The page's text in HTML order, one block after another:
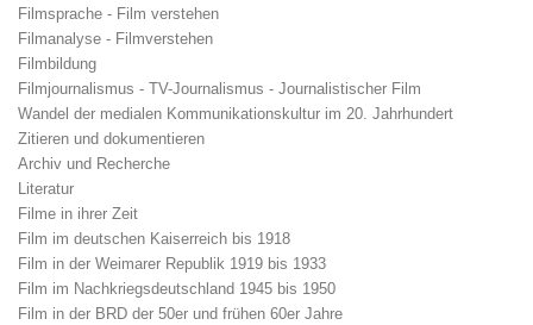
Filmsprache - Film verstehen
Filmanalyse - Filmverstehen
Filmbildung
Filmjournalismus - TV-Journalismus - Journalistischer Film
Wandel der medialen Kommunikationskultur im 20. Jahrhundert
Zitieren und dokumentieren
Archiv und Recherche
Literatur
Filme in ihrer Zeit
Film im deutschen Kaiserreich bis 1918
Film in der Weimarer Republik 1919 bis 1933
Film im Nachkriegsdeutschland 1945 bis 1950
Film in der BRD der 50er und frühen 60er Jahre